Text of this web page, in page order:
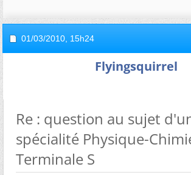
01/03/2010, 15h24
Flyingsquirrel
Re : question au sujet
spécialité Physique-
Terminale S